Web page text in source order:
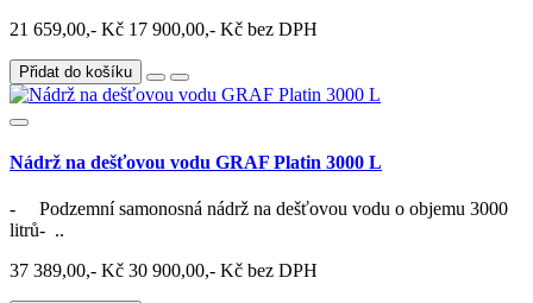
21 659,00,- Kč 17 900,00,- Kč bez DPH
Přidat do košíku
Nádrž na dešťovou vodu GRAF Platin 3000 L
- Podzemní samonosná nádrž na dešťovou vodu o objemu 3000
litrů- ..
37 389,00,- Kč 30 900,00,- Kč bez DPH